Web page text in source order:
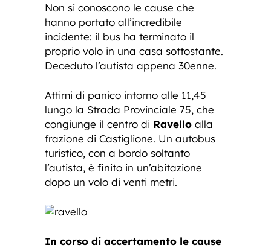
Non si conoscono le cause che
hanno portato all’incredibile
incidente: il bus ha terminato il
proprio volo in una casa sottostante.
Deceduto l’autista appena 30enne.
Attimi di panico intorno alle 11,45
lungo la Strada Provinciale 75, che
congiunge il centro di Ravello alla
frazione di Castiglione. Un autobus
turistico, con a bordo soltanto
l’autista, è finito in un’abitazione
dopo un volo di venti metri.
In corso di accertamento le cause